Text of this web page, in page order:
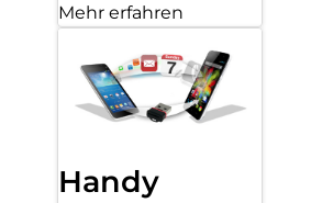
Mehr erfahren
Handy